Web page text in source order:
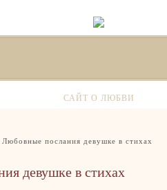
САЙТ О ЛЮБВИ
Любовные послания девушке в стихах
девушке в стихах